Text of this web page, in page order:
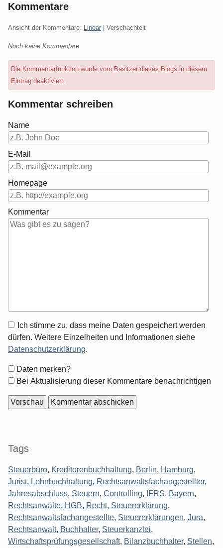
Kommentare
Ansicht der Kommentare: Linear | Verschachtelt
Noch keine Kommentare
Die Kommentarfunktion wurde vom Besitzer dieses Blogs in diesem
Eintrag deaktiviert.
Kommentar schreiben
Name
E-Mail
Homepage
Kommentar
Antwort
zu
Ich stimme zu, dass meine Daten gespeichert werden
dürfen. Weitere Einzelheiten und Informationen siehe
Datenschutzerklärung.
Formular-
Optionen
Daten merken?
Bei Aktualisierung dieser Kommentare benachrichtigen
Tags
Steuerbüro, Kreditorenbuchhaltung, Berlin, Hamburg,
Jurist, Lohnbuchhaltung, Rechtsanwaltsfachangestellter,
Jahresabschluss, Steuern, Controlling, IFRS, Bayern,
Rechtsanwälte, HGB, Recht, Steuererklärung,
Rechtsanwaltsfachangestellte, Steuererklärungen, Jura,
Rechtsanwalt, Buchhalter, Steuerkanzlei,
Wirtschaftsprüfungsgesellschaft, Bilanzbuchhalter, Stellen,